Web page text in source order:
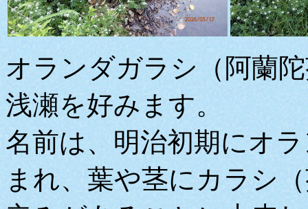
オランダガラシ（阿蘭
浅瀬を好みます。
名前は、明治初期にオ
まれ、葉や茎にカラシ